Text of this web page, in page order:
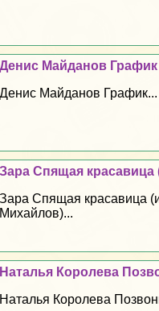
Денис Майданов График
Денис Майданов График...
Зара Спящая красавица
Зара Спящая красавица
Михайлов)...
Наталья Королева
Наталья Королева